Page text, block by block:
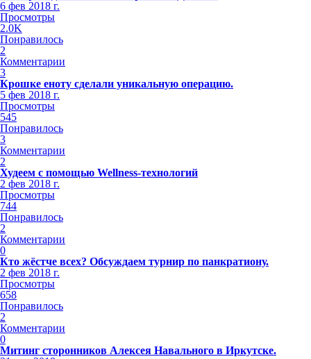
6 фев 2018 г.
Просмотры
2.0K
Понравилось
2
Комментарии
3
Крошке еноту сделали уникальную операцию.
5 фев 2018 г.
Просмотры
545
Понравилось
3
Комментарии
2
Худеем с помощью Wellness-технологий
2 фев 2018 г.
Просмотры
744
Понравилось
2
Комментарии
0
Кто жёстче всех? Обсуждаем турнир по панкратиону.
2 фев 2018 г.
Просмотры
658
Понравилось
2
Комментарии
0
Митинг сторонников Алексея Навального в Иркутске.